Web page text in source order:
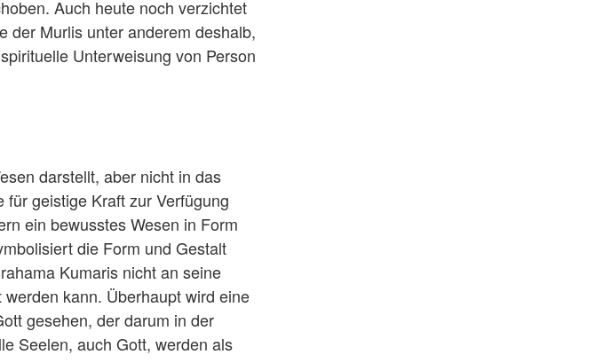
Auch heute noch verzichtet
der Murlis unter anderem deshalb,
Unterweisung von Person
darstellt, aber nicht in das
geistige Kraft zur Verfügung
ein bewusstes Wesen in Form
die Form und Gestalt
Kumaris nicht an seine
kann. Überhaupt wird eine
gesehen, der darum in der
Seelen, auch Gott, werden als